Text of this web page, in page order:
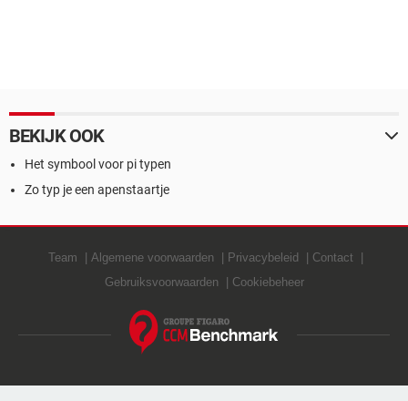
BEKIJK OOK
Het symbool voor pi typen
Zo typ je een apenstaartje
Team Algemene voorwaarden Privacybeleid
Contact
Gebruiksvoorwaarden
Cookiebeheer